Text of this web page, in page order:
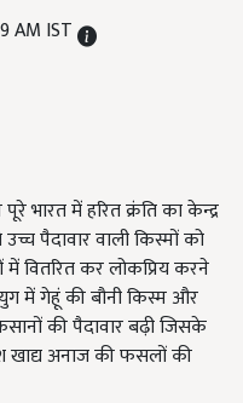
AM IST
भारत में हरित क्रंति का केन्द्र
पैदावार वाली किस्मों को
में वितरित कर लोकप्रिय करने
युग में गेहूं की बौनी किस्म और
की पैदावार बढ़ी जिसके
अनाज की फसलों की